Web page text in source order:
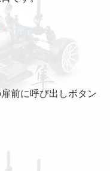
前に呼び出しボタン